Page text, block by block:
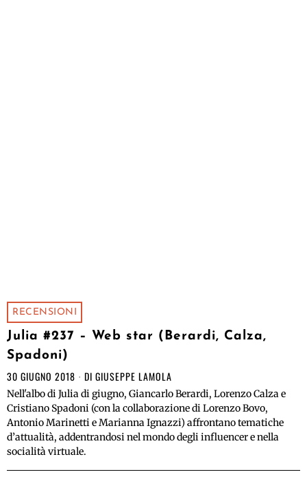
RECENSIONI
Julia #237 – Web star (Berardi, Calza,
Spadoni)
30 GIUGNO 2018 DI GIUSEPPE LAMOLA
Nell'albo di Julia di giugno, Giancarlo Berardi, Lorenzo Calza e
Cristiano Spadoni (con la collaborazione di Lorenzo Bovo,
Antonio Marinetti e Marianna Ignazzi) affrontano tematiche
d’attualità, addentrandosi nel mondo degli influencer e nella
socialità virtuale.